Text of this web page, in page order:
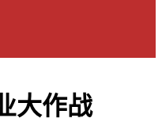
大作战